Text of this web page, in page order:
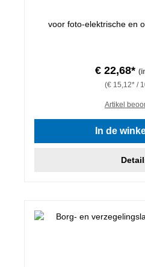
voor foto-elektrische en
€ 22,68*
(€ 15,12* /
Artikel
In de